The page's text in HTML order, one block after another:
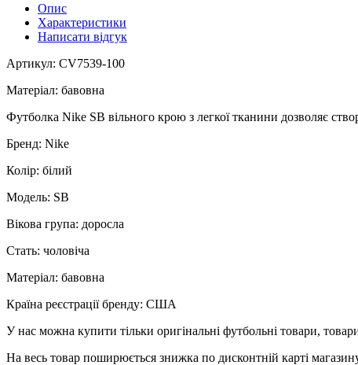
Опис
Характеристики
Написати відгук
Артикул: CV7539-100
Матеріал: бавовна
Футболка Nike SB вільного крою з легкої тканини дозволяє
Бренд: Nike
Колір: білий
Модель: SB
Вікова група: доросла
Стать: чоловіча
Матеріал: бавовна
Країна реєстрації бренду: США
У нас можна купити тільки оригінальні футбольні товари,
На весь товар поширюється знижка по дисконтній карті